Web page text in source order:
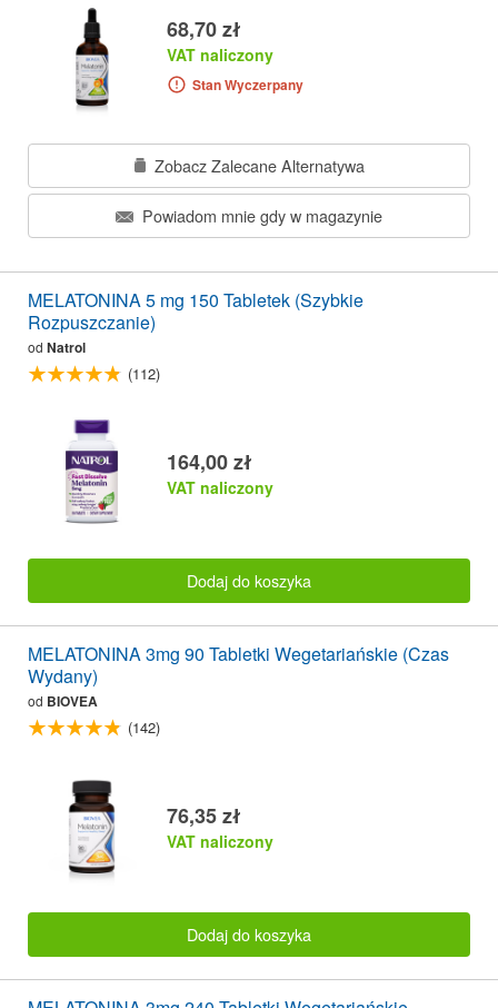
68,70 zł
VAT naliczony
Stan Wyczerpany
Zobacz Zalecane Alternatywa
Powiadom mnie gdy w magazynie
MELATONINA 5 mg 150 Tabletek (Szybkie
Rozpuszczanie)
od Natrol
(112)
164,00 zł
VAT naliczony
Dodaj do koszyka
MELATONINA 3mg 90 Tabletki Wegetariańskie (Czas
Wydany)
od BIOVEA
(142)
76,35 zł
VAT naliczony
Dodaj do koszyka